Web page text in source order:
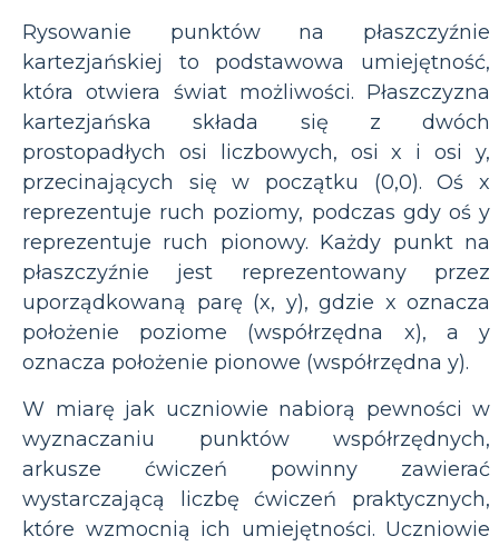
Rysowanie punktów na płaszczyźnie
kartezjańskiej to podstawowa umiejętność,
która otwiera świat możliwości. Płaszczyzna
kartezjańska składa się z dwóch
prostopadłych osi liczbowych, osi x i osi y,
przecinających się w początku (0,0). Oś x
reprezentuje ruch poziomy, podczas gdy oś y
reprezentuje ruch pionowy. Każdy punkt na
płaszczyźnie jest reprezentowany przez
uporządkowaną parę (x, y), gdzie x oznacza
położenie poziome (współrzędna x), a y
oznacza położenie pionowe (współrzędna y).
W miarę jak uczniowie nabiorą pewności w
wyznaczaniu punktów współrzędnych,
arkusze ćwiczeń powinny zawierać
wystarczającą liczbę ćwiczeń praktycznych,
które wzmocnią ich umiejętności. Uczniowie